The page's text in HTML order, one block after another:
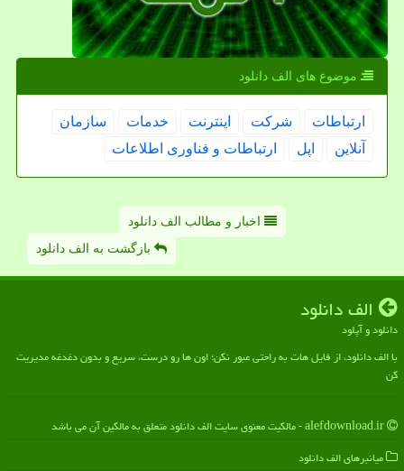
موضوع های الف دانلود
ارتباطات شركت اینترنت خدمات
سازمان
آنلاین
اپل ارتباطات و فناوری اطلاعات
اخبار و مطالب الف دانلود
بازگشت به الف دانلود
الف دانلود
دانلود و آپلود
با الف دانلود، از فایل هات به راحتی عبور نکن؛ اون ها رو درست، سریع و بدون دغدغه مدیریت
کن
میانبرهای الف دانلود